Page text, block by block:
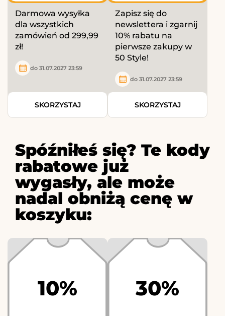
Darmowa wysyłka
dla wszystkich
zamówień od 299,99
zł!
do 31.07.2027 23:59
SKORZYSTAJ
Zapisz się do
newslettera i zgarnij
10% rabatu na
pierwsze zakupy w
50 Style!
do 31.07.2027 23:59
SKORZYSTAJ
Spóźniłeś się? Te kody
rabatowe już
wygasły, ale może
nadal obniżą cenę w
koszyku:
10% 30%